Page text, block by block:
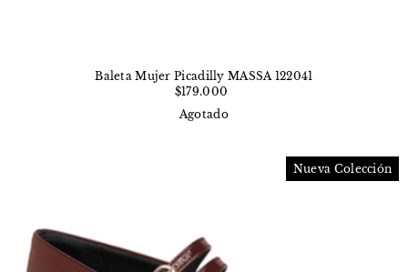
Baleta Mujer Picadilly MASSA 122041
$179.000
Agotado
Nueva Colección